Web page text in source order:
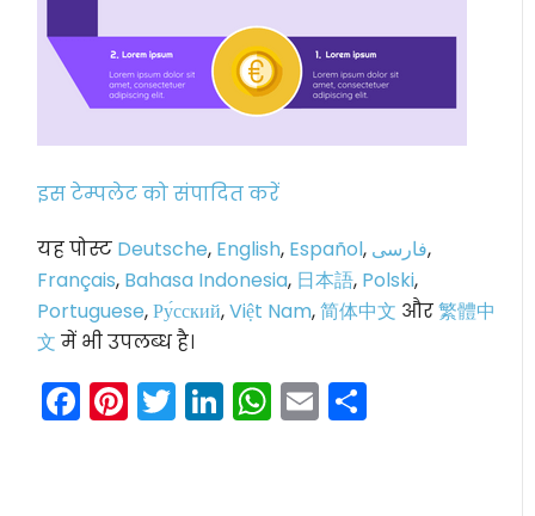
इस टेम्पलेट को संपादित करें
यह पोस्ट Deutsche, English, Español, فارسی,
Français, Bahasa Indonesia, 日本語, Polski,
Portuguese,Ру́сский,Việt Nam,简体中文 और繁體中
文 में भी उपलब्ध है।
Facebook
Pinterest
Twitter
LinkedIn
WhatsApp
Email